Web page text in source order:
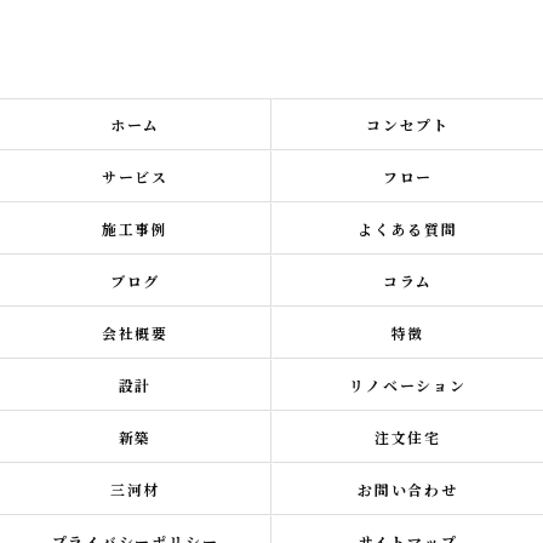
ホーム コンセプト
サービス フロー
施工事例 よくある質問
ブログ コラム
会社概要 特徴
設計 リノベーション
新築 注文住宅
三河材 お問い合わせ